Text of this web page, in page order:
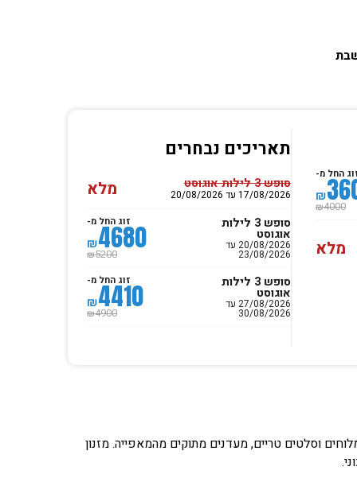
החל מ-
₪
₪4000
מלא
תאריכים נבחרים
סופש 3 לילות אוגוסט
17/08/2026 עד 20/08/2026 מלא
סופש 3 לילות
אוגוסט
20/08/2026 עד
23/08/2026
זוג החל מ-
₪4680
₪5200
סופש 3 לילות
אוגוסט
27/08/2026 עד
30/08/2026
זוג החל מ-
₪4410
₪4900
וסלטים טריים, מעדנים מתוקים מהמאפייה. מזנון